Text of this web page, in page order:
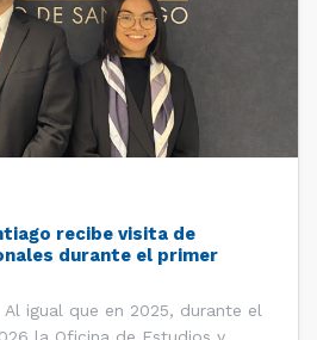
recibe visita de
durante el primer
igual que en 2025, durante el